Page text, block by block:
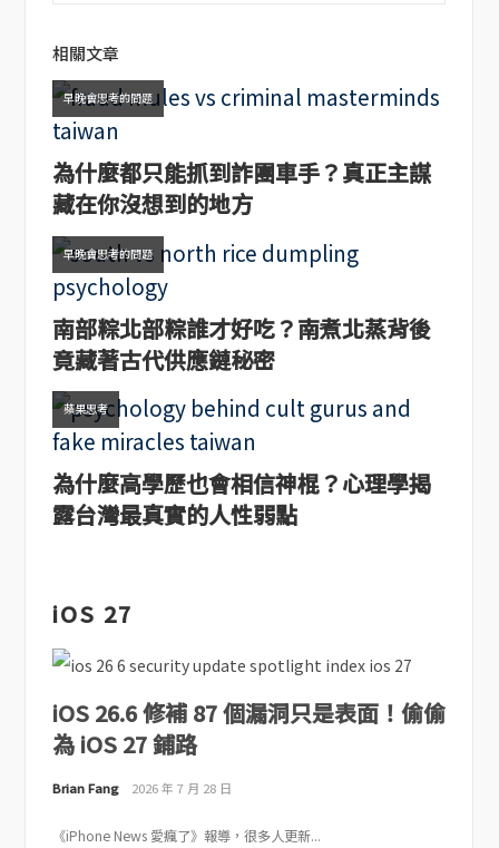
相關文章
早晚會思考的問題
為什麼都只能抓到詐團車手？真正主謀
藏在你沒想到的地方
早晚會思考的問題
南部粽北部粽誰才好吃？南煮北蒸背後
竟藏著古代供應鏈秘密
蘋果思考
為什麼高學歷也會相信神棍？心理學揭
露台灣最真實的人性弱點
iOS 27
iOS 26.6 修補 87 個漏洞只是表面！偷偷
為 iOS 27 鋪路
Brian Fang 2026 年 7 月 28 日
《iPhone News 愛瘋了》報導，很多人更新...